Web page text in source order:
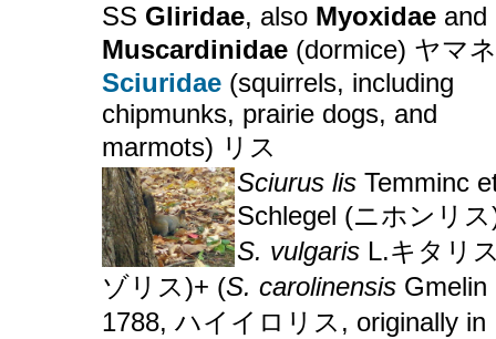
SS Gliridae, also Myoxidae and
Muscardinidae (dormice) ヤマネ
Sciuridae (squirrels, including
chipmunks, prairie dogs, and
marmots) リス
Sciurus lis Temminc
Schlegel (ニホンリ
S. vulgaris L.キタリ
ゾリス)+ (S. carolinensis Gmelin
1788, ハイイロリス, originally in